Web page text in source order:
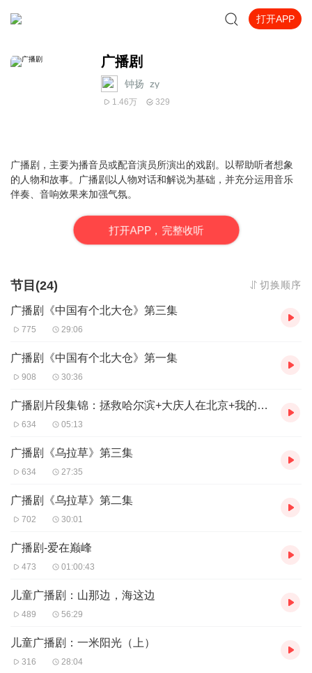
打开APP
广播剧
钟扬_zy
1.46万 329
广播剧 ，主要为播音员或配音演员所演出的戏剧。以帮助听者想象
的人物和故事。广播剧以人物对话和解说为基础，并充分运用音乐
伴奏、音响效果来加强气氛。
打开APP，完整收听
节目(24) 切换顺序
广播剧《中国有个北大仓》第三集
775 29:06
广播剧《中国有个北大仓》第一集
908 30:36
广播剧片段集锦：拯救哈尔滨+大庆人在北京+我的父亲+乌拉草
634 05:13
广播剧《乌拉草》第三集
634 27:35
广播剧《乌拉草》第二集
702 30:01
广播剧-爱在巅峰
473 01:00:43
儿童广播剧：山那边，海这边
489 56:29
儿童广播剧：一米阳光（上）
316 28:04